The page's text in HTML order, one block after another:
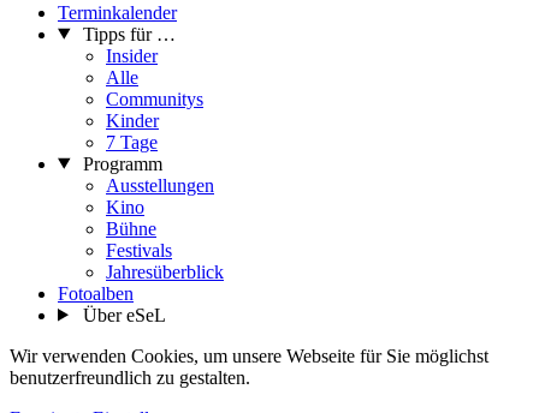
Terminkalender
Tipps für …
Insider
Alle
Communitys
Kinder
7 Tage
Programm
Ausstellungen
Kino
Bühne
Festivals
Jahresüberblick
Fotoalben
Über eSeL
Wir verwenden Cookies, um unsere Webseite für Sie möglichst
benutzerfreundlich zu gestalten.